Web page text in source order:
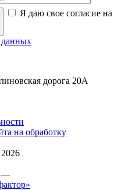
Я даю свое согласие на
данных
дорога 20А
на обработку
—